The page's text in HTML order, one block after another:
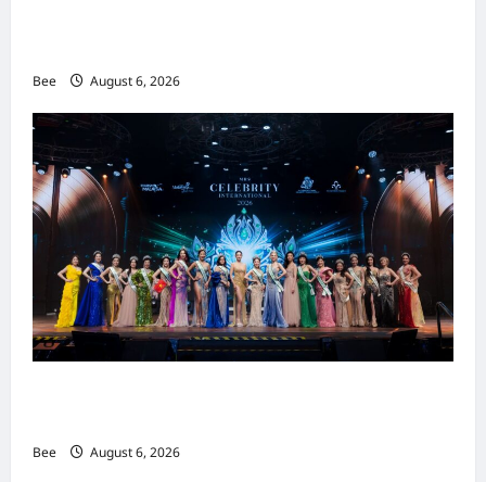
Bee August 6, 2026
Bee August 6, 2026